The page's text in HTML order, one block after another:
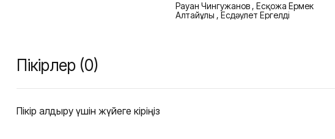
Рауан Чингужанов , Есқожа Ермек
Алтайұлы , Есдәулет Ергелді
Пікірлер (0)
Пікір қалдыру үшін жүйеге кіріңіз